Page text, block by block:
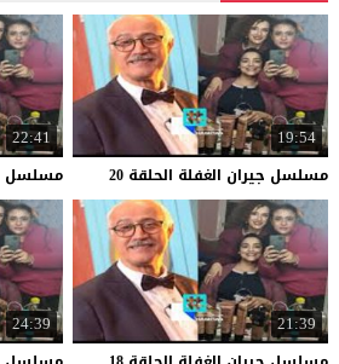
19:54
مسلسل جيران الغفلة الحلقة 20
22:41
مسلسل
21:39
24:39